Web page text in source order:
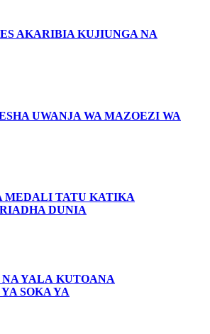
AKARIBIA KUJIUNGA NA
UWANJA WA MAZOEZI WA
MEDALI TATU KATIKA
DUNIA
YALA KUTOANA
SOKA YA